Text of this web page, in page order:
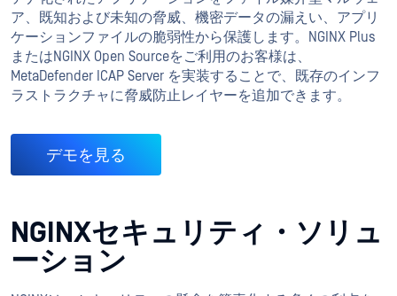
ア、既知および未知の脅威、機密データの漏えい、アプリ
ケーションファイルの脆弱性から保護します。NGINX Plus
またはNGINX Open Sourceをご利用のお客様は、
MetaDefender ICAP Server を実装することで、既存のインフ
ラストラクチャに脅威防止レイヤーを追加できます。
デモを見る
NGINXセキュリティ・ソリュ
ーション